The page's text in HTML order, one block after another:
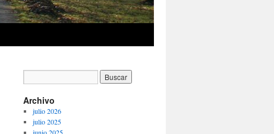
Archivo
julio 2026
julio 2025